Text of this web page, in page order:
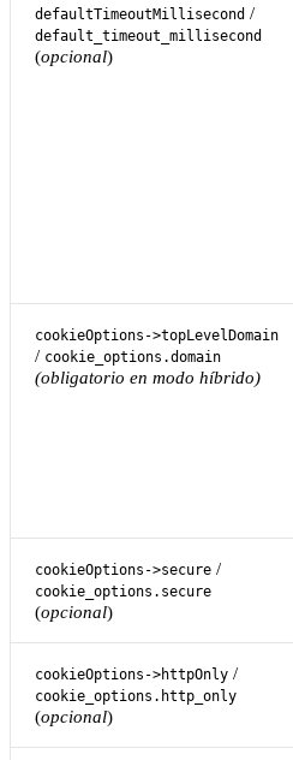
defaultTimeoutMillisecond /
default_timeout_millisecond
(opcional)
cookieOptions->topLevelDomain
/ cookie_options.domain
(obligatorio en modo híbrido)
cookieOptions->secure /
cookie_options.secure
(opcional)
cookieOptions->httpOnly /
cookie_options.http_only
(opcional)